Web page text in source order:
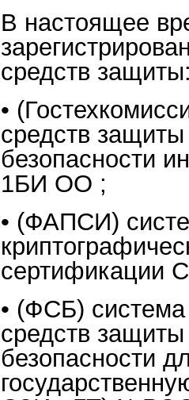
В настоящее
средств
•
средств
безопасности
1БИ OO ;
• (ФАПСИ)
сертификации
• (ФСБ)
средств
безопасности